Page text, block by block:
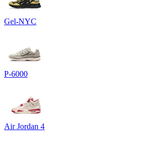
Gel-NYC
P-6000
Air Jordan 4